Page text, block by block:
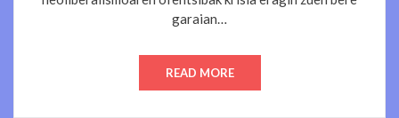
garaian…
READ MORE